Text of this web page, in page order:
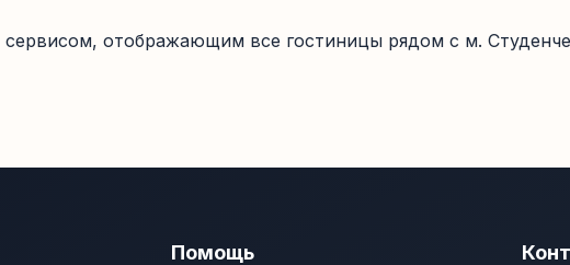
отображающим все гостиницы рядом с м.
Помощь